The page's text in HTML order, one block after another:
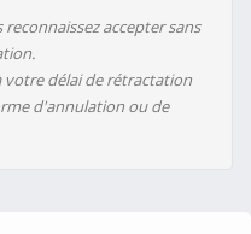
accepter sans
votre délai de rétractation
d'annulation ou de